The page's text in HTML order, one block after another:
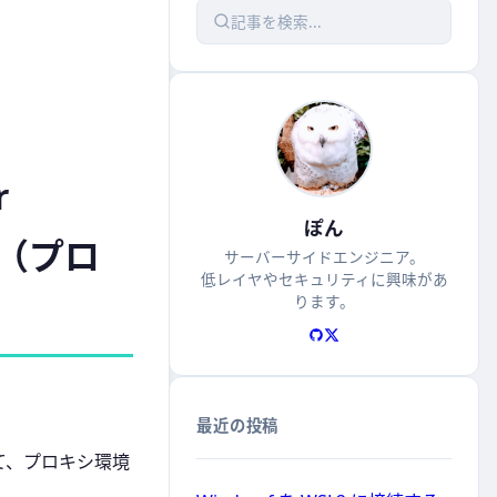
プロ
プロキシ環境
記事を検索...
ぽん
サーバーサイドエンジニア。
低レイヤやセキュリティに興味があ
ります。
最近の投稿